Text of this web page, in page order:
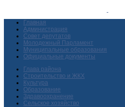
Главная
Администрация
Совет депутатов
Молодежный Парламент
Муниципальные образования
Официальные документы
Глава района
Строительство и ЖКХ
Культура
Образование
Здравоохранение
Сельское хозяйство